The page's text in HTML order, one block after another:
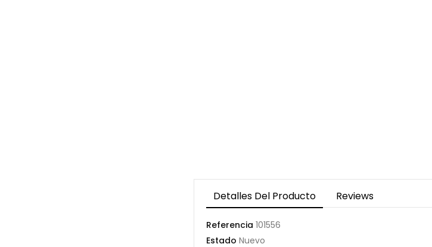
Detalles Del Producto Reviews
Referencia 101556
Estado Nuevo